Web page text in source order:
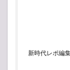
新時代レポ編